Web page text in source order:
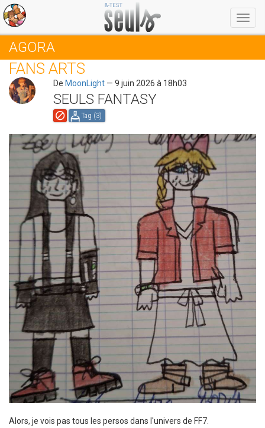
Menu
AGORA
FANS ARTS
De MoonLight— 9 juin 2026 à 18h03
SEULS FANTASY
Tag (3)
Alors, je vois pas tous les persos dans l'univers de FF7.